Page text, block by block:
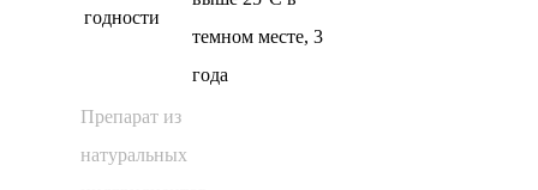
годности
темном месте, 3
года
Препарат из
натуральных